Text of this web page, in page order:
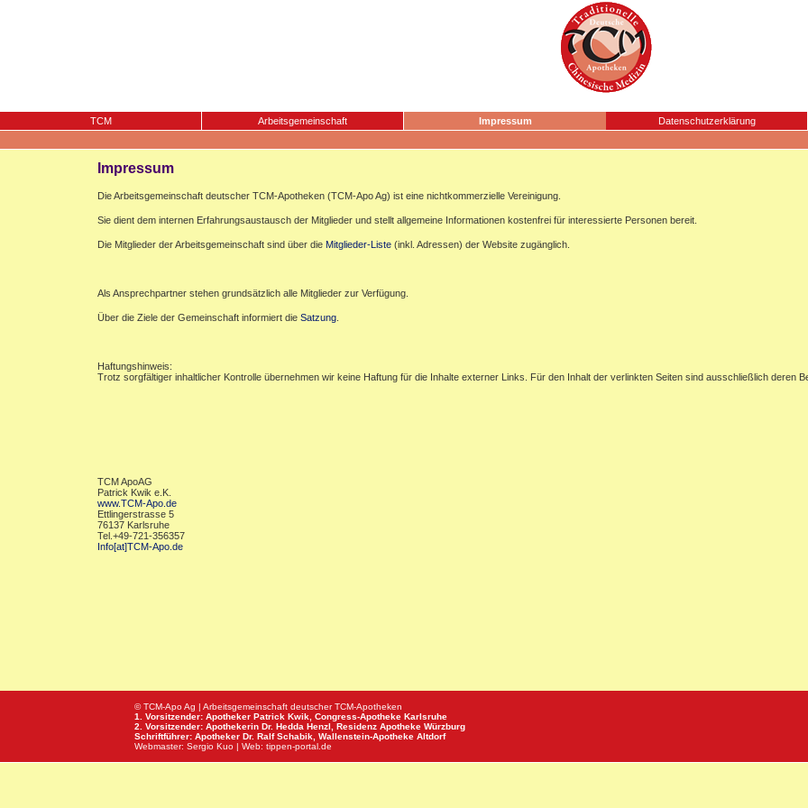
TCM Arbeitsgemeinschaft Impressum Datenschutzerklärung
Impressum
Die Arbeitsgemeinschaft deutscher TCM-Apotheken (TCM-Apo Ag) ist eine nichtkommerzielle Vereinigung.
Sie dient dem internen Erfahrungsaustausch der Mitglieder und stellt allgemeine Informationen kostenfrei für interessierte Personen bereit.
Die Mitglieder der Arbeitsgemeinschaft sind über die Mitglieder-Liste (inkl. Adressen) der Website zugänglich.
Als Ansprechpartner stehen grundsätzlich alle Mitglieder zur Verfügung.
Über die Ziele der Gemeinschaft informiert die Satzung
Haftungshinweis:
Trotz sorgfältiger inhaltlicher Kontrolle übernehmen wir keine Haftung für die Inhalte externer Links. Für den Inhalt der verlinkten Seiten sind ausschließlich deren
TCM ApoAG
Patrick Kwik e.K.
www.TCM-Apo.de
Ettlingerstrasse 5
76137 Karlsruhe
Tel.+49-721-356357
Info[at]TCM-Apo.de
© TCM-Apo Ag | Arbeitsgemeinschaft deutscher TCM-Apotheken
1. Vorsitzender: Apotheker Patrick Kwik, Congress-Apotheke Karlsruhe
2. Vorsitzender: Apothekerin Dr. Hedda Henzl, Residenz Apotheke Würzburg
Schriftführer: Apotheker Dr. Ralf Schabik, Wallenstein-Apotheke Altdorf
Webmaster: Sergio Kuo | Web: tippen-portal.de